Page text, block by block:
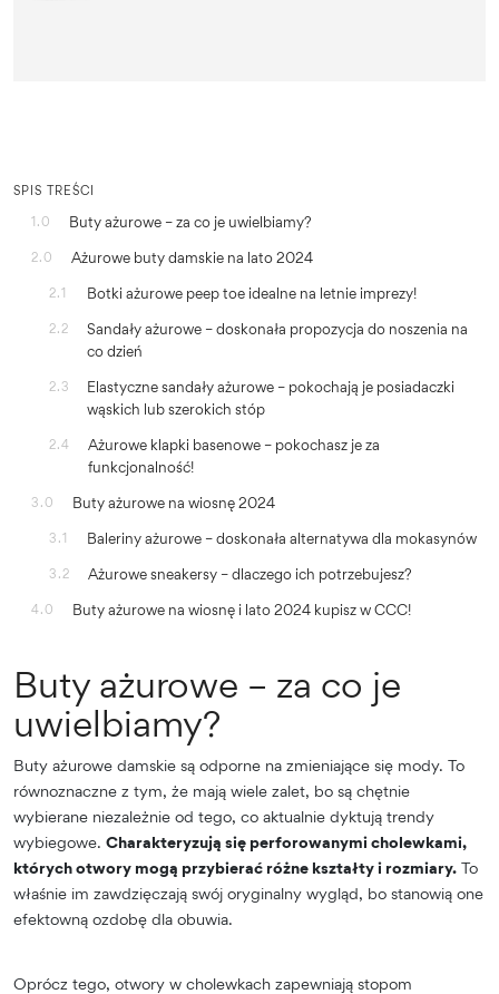
SPIS TREŚCI
1.0
Buty ażurowe – za co je uwielbiamy?
2.0 Ażurowe buty damskie na lato 2024
2.1 Botki ażurowe peep toe idealne na letnie imprezy!
2.2
Sandały ażurowe – doskonała propozycja do noszenia na
co dzień
2.3
Elastyczne sandały ażurowe – pokochają je posiadaczki
wąskich lub szerokich stóp
2.4
Ażurowe klapki basenowe – pokochasz je za
funkcjonalność!
3.0 Buty ażurowe na wiosnę 2024
3.1 Baleriny ażurowe – doskonała alternatywa dla mokasynów
3.2 Ażurowe sneakersy – dlaczego ich potrzebujesz?
4.0 Buty ażurowe na wiosnę i lato 2024 kupisz w CCC!
Buty ażurowe – za co je
uwielbiamy?
Buty ażurowe damskie są odporne na zmieniające się mody. To
równoznaczne z tym, że mają wiele zalet, bo są chętnie
wybierane niezależnie od tego, co aktualnie dyktują trendy
wybiegowe. Charakteryzują się perforowanymi cholewkami,
których otwory mogą przybierać różne kształty i rozmiary. To
właśnie im zawdzięczają swój oryginalny wygląd, bo stanowią one
efektowną ozdobę dla obuwia.
Oprócz tego, otwory w cholewkach zapewniają stopom